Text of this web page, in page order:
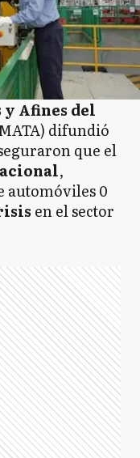
Afines del
difundió
que el
,
automóviles 0
en el sector